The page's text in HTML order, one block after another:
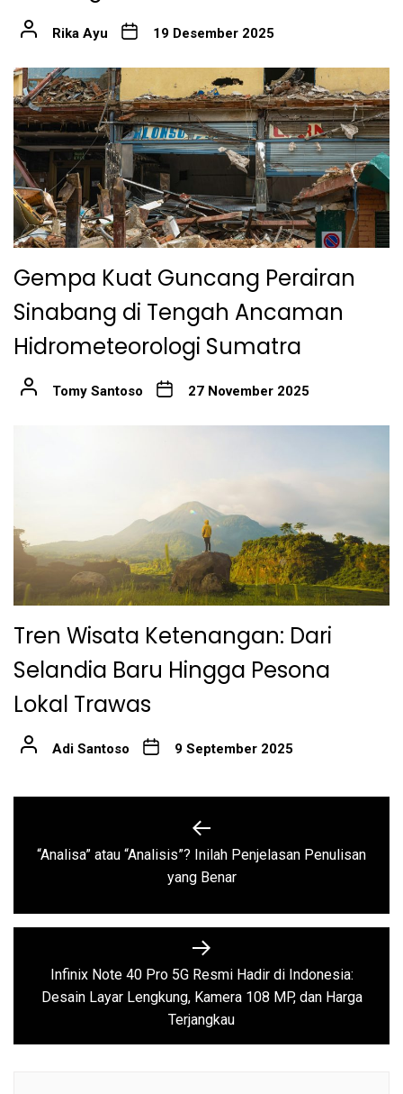
Rika Ayu 19 Desember 2025
Gempa Kuat Guncang Perairan
Sinabang di Tengah Ancaman
Hidrometeorologi Sumatra
Tomy Santoso 27 November 2025
Tren Wisata Ketenangan: Dari
Selandia Baru Hingga Pesona
Lokal Trawas
Adi Santoso 9 September 2025
pos
Previous
post:
“Analisa” atau “Analisis”? Inilah Penjelasan Penulisan
yang Benar
Next
post:
Infinix Note 40 Pro 5G Resmi Hadir di Indonesia:
Desain Layar Lengkung, Kamera 108 MP, dan Harga
Terjangkau